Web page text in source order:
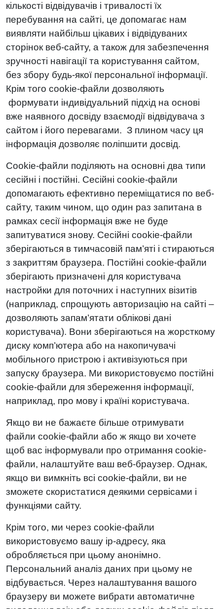
кількості відвідувачів і тривалості їх
перебування на сайті, це допомагає нам
виявляти найбільш цікавих і відвідуваних
сторінок веб-сайту, а також для забезпечення
зручності навігації та користування сайтом,
без збору будь-якої персональної інформації.
Крім того cookie-файли дозволяють
формувати індивідуальний підхід на основі
вже наявного досвіду взаємодії відвідувача з
сайтом і його перевагами. З плином часу ця
інформація дозволяє поліпшити досвід.
Cookie-файли поділяють на основні два типи
сесійні і постійні. Сесійні cookie-файли
допомагають ефективно переміщатися по веб-
сайту, таким чином, що один раз запитана в
рамках сесії інформація вже не буде
запитуватися знову. Сесійні cookie-файли
зберігаються в тимчасовій пам’яті і стираються
з закриттям браузера. Постійні cookie-файли
зберігають призначені для користувача
настройки для поточних і наступних візитів
(наприклад, спрощують авторизацію на сайті –
дозволяють запам’ятати облікові дані
користувача). Вони зберігаються на жорсткому
диску комп’ютера або на накопичувачі
мобільного пристрою і активізуються при
запуску браузера. Ми використовуємо постійні
cookie-файли для збереження інформації,
наприклад, про мову і країні користувача.
Якщо ви не бажаєте більше отримувати
файли cookie-файли або ж якщо ви хочете
щоб вас інформували про отримання cookie-
файли, налаштуйте ваш веб-браузер. Однак,
якщо ви вимкніть всі cookie-файли, ви не
зможете скористатися деякими сервісами і
функціями сайту.
Крім того, ми через cookie-файли
використовуємо вашу ip-адресу, яка
обробляється при цьому анонімно.
Персональний аналіз даних при цьому не
відбувається. Через налаштування вашого
браузеру ви можете вибрати автоматичне